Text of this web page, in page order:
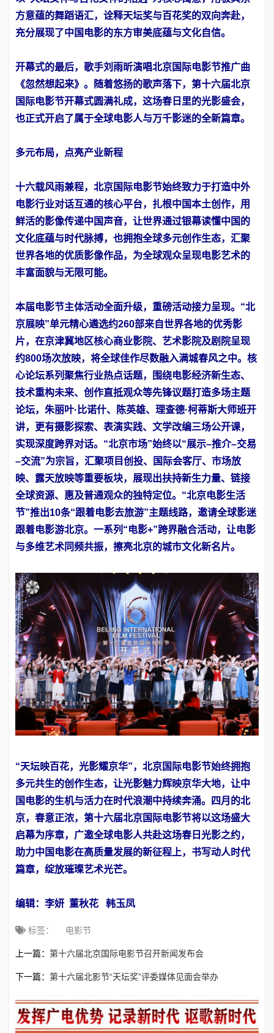
方意蕴的舞蹈语汇，诠释天坛奖与百花奖的双向奔赴，
充分展现了中国电影的东方审美底蕴与文化自信。
开幕式的最后，歌手刘雨昕演唱北京国际电影节推广曲
《忽然想起来》。随着悠扬的歌声落下，第十六届北京
国际电影节开幕式圆满礼成，这场春日里的光影盛会，
也正式开启了属于全球电影人与万千影迷的全新篇章。
多元布局，点亮产业新程
十六载风雨兼程，北京国际电影节始终致力于打造中外
电影行业对话互通的核心平台，扎根中国本土创作，用
鲜活的影像传递中国声音，让世界通过银幕读懂中国的
文化底蕴与时代脉搏，也拥抱全球多元创作生态，汇聚
世界各地的优质影像作品，为全球观众呈现电影艺术的
丰富面貌与无限可能。
本届电影节主体活动全面升级，重磅活动接力呈现。“北
京展映”单元精心遴选约260部来自世界各地的优秀影
片，在京津冀地区核心商业影院、艺术影院及剧院呈现
约800场次放映，将全球佳作尽数融入满城春风之中。核
心论坛系列聚焦行业热点话题，围绕电影经济新生态、
技术重构未来、创作直抵观众等先锋议题打造多场主题
论坛，朱丽叶·比诺什、陈英雄、理查德·柯蒂斯大师班开
讲，更有摄影探索、表演实践、文学改编三场公开课，
实现深度跨界对话。“北京市场”始终以“展示–推介–交易
–交流”为宗旨，汇聚项目创投、国际会客厅、市场放
映、露天放映等重要板块，展现出扶持新生力量、链接
全球资源、惠及普通观众的独特定位。“北京电影生活
节”推出10条“跟着电影去旅游”主题线路，邀请全球影迷
跟着电影游北京。一系列“电影+”跨界融合活动，让电影
与多维艺术同频共振，擦亮北京的城市文化新名片。
“天坛映百花，光影耀京华”，北京国际电影节始终拥抱
多元共生的创作生态，让光影魅力辉映京华大地，让中
国电影的生机与活力在时代浪潮中持续奔涌。四月的北
京，春意正浓，第十六届北京国际电影节将以这场盛大
启幕为序章，广邀全球电影人共赴这场春日光影之约，
助力中国电影在高质量发展的新征程上，书写动人时代
篇章，绽放璀璨艺术光芒。
编辑：李妍 董秋花 韩玉凤
标签： 电影节
上一篇： 第十六届北京国际电影节召开新闻发布会
下一篇： 第十六届北影节“天坛奖”评委媒体见面会举办